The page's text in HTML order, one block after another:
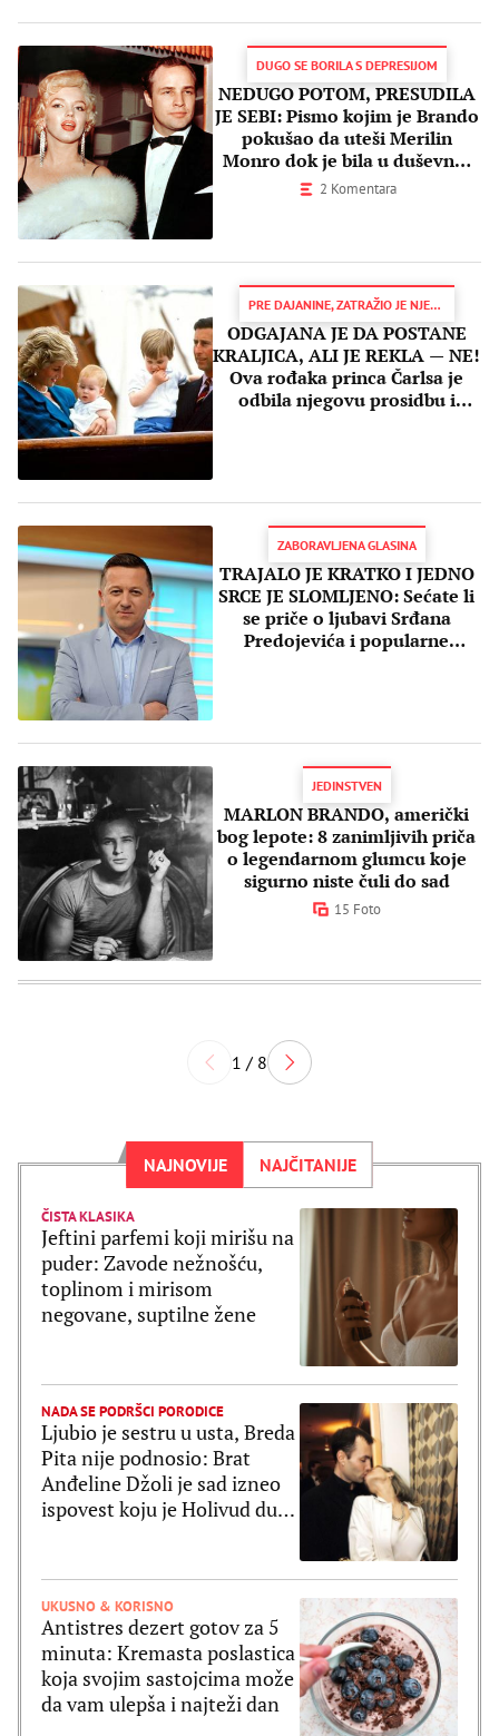
DUGO SE BORILA S DEPRESIJOM
NEDUGO POTOM, PRESUDILA
JE SEBI: Pismo kojim je Brando
pokušao da uteši Merilin
Monro dok je bila u duševnoj
bolnici
2 Komentara
PRE DAJANINE, ZATRAŽIO JE NJENU RUKU
ODGAJANA JE DA POSTANE
KRALJICA, ALI JE REKLA — NE!
Ova rođaka princa Čarlsa je
odbila njegovu prosidbu i
ZABORAVLJENA GLASINA
TRAJALO JE KRATKO I JEDNO
SRCE JE SLOMLJENO: Sećate li
se priče o ljubavi Srđana
Predojevića i popularne
JEDINSTVEN
MARLON BRANDO, američki
bog lepote: 8 zanimljivih priča
o legendarnom glumcu koje
sigurno niste čuli do sad
15 Foto
1 / 8
NAJNOVIJE NAJČITANIJE
ČISTA KLASIKA
Jeftini parfemi koji mirišu na
puder: Zavode nežnošću,
toplinom i mirisom
negovane, suptilne žene
NADA SE PODRŠCI PORODICE
Ljubio je sestru u usta, Breda
Pita nije podnosio: Brat
Anđeline Džoli je sad izneo
ispovest koju je Holivud dugo
UKUSNO & KORISNO
Antistres dezert gotov za 5
minuta: Kremasta poslastica
koja svojim sastojcima može
da vam ulepša i najteži dan